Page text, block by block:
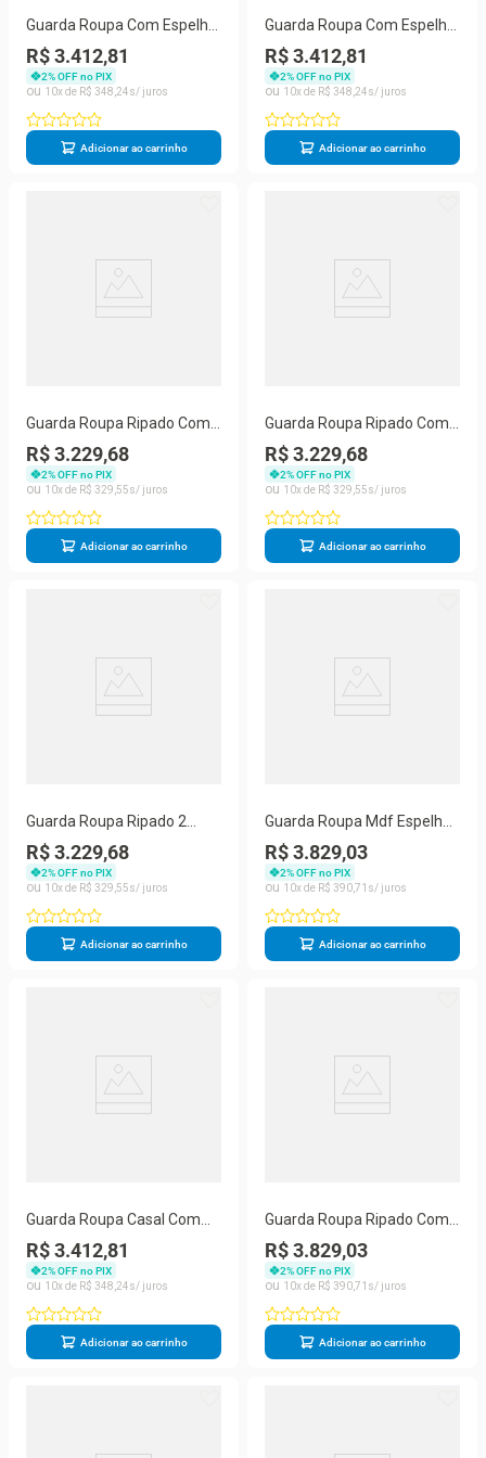
Guarda Roupa Com Espelho
6 Portas 6 Gavetas - Oslo-
off White - Made Marcs
R$ 3.412,81
2% OFF no PIX
10
R$ 348 24
Adicionar ao carrinho
Guarda Roupa Com Espelho
6 Portas 6 Gavetas - Oslo -
Made Marcs
R$ 3.412,81
2% OFF no PIX
10
R$ 348 24
Adicionar ao carrinho
Guarda Roupa Ripado Com
Espelho 2 Portas 4 Gavetas -
Lugano - Made Marcs
R$ 3.229,68
2% OFF no PIX
10
R$ 329 55
Adicionar ao carrinho
Guarda Roupa Ripado Com
Espelho 2 Portas Milão
Made Marcs
R$ 3.229,68
2% OFF no PIX
10
R$ 329 55
Adicionar ao carrinho
Guarda Roupa Ripado 2
Portas 4 Gavetas Barcelona-
made Marcs
R$ 3.229,68
2% OFF no PIX
10
R$ 329 55
Adicionar ao carrinho
Guarda Roupa Mdf Espelho
2 Portas Atlanta Made
Marcs
R$ 3.829,03
2% OFF no PIX
10
R$ 39071
Adicionar ao carrinho
Guarda Roupa Casal Com
Espelho 6 Gavetas - Oslo -
Made Marcs
R$ 3.412,81
2% OFF no PIX
10
R$ 348 24
Adicionar ao carrinho
Guarda Roupa Ripado Com
Espelho - Atlanta-peroba -
Made Marcs
R$ 3.829,03
2% OFF no PIX
10
R$ 39071
Adicionar ao carrinho